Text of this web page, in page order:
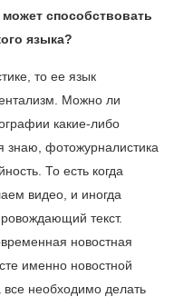
способствовать
языка?
то ее язык
Можно ли
какие-либо
знаю, фотожурналистика
То есть когда
видео, и иногда
текст.
новостная
именно новостной
все необходимо делать